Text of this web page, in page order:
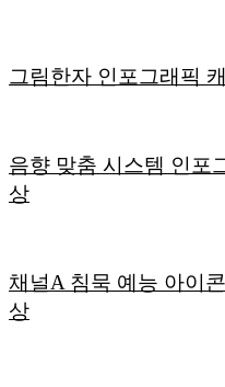
그림한자 인포그래픽
음향 맞춤 시스템 인포
상
채널A 침묵 예능 아이
상